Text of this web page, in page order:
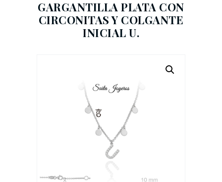
GARGANTILLA PLATA CON
CIRCONITAS Y COLGANTE
INICIAL U.